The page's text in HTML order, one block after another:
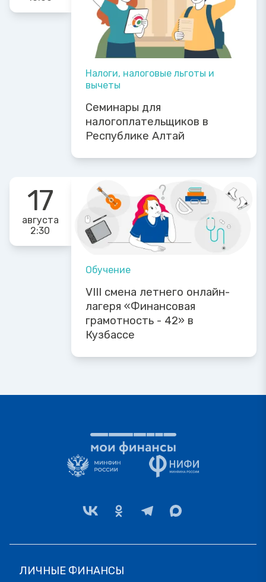
Налоги, налоговые льготы и
вычеты
Семинары для
налогоплательщиков в
Республике Алтай
17
августа
2:30
Обучение
VIII смена летнего онлайн-
лагеря «Финансовая
грамотность - 42» в
Кузбассе
ЛИЧНЫЕ ФИНАНСЫ